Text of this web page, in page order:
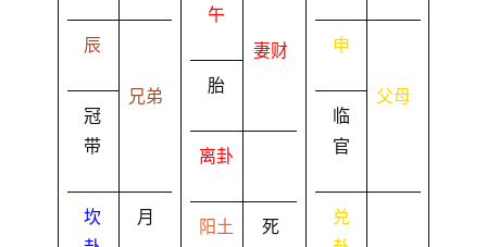
辰
冠
带
兄弟
坎
月
午
胎
妻财
离卦
阳土 死
申
临
官
父母
兑